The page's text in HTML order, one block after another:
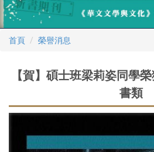
首頁 榮譽消息
【賀】碩士班梁莉姿同學
書類